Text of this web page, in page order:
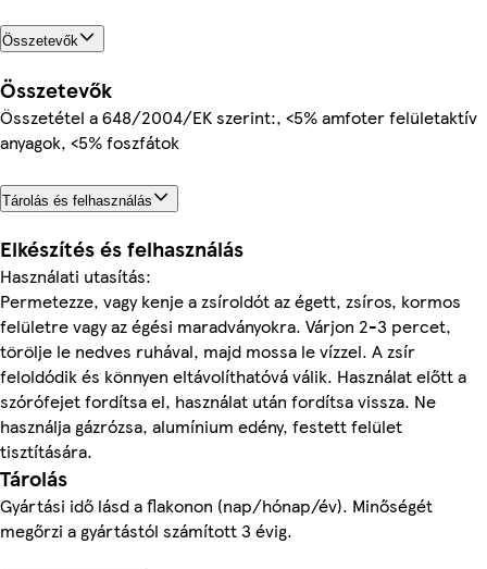
Összetevők
Összetevők
Összetétel a 648/2004/EK szerint:, <5% amfoter felületaktív
anyagok, <5% foszfátok
Tárolás és felhasználás
Elkészítés és felhasználás
Használati utasítás:
Permetezze, vagy kenje a zsíroldót az égett, zsíros, kormos
felületre vagy az égési maradványokra. Várjon 2-3 percet,
törölje le nedves ruhával, majd mossa le vízzel. A zsír
feloldódik és könnyen eltávolíthatóvá válik. Használat előtt a
szórófejet fordítsa el, használat után fordítsa vissza. Ne
használja gázrózsa, alumínium edény, festett felület
tisztítására.
Tárolás
Gyártási idő lásd a flakonon (nap/hónap/év). Minőségét
megőrzi a gyártástól számított 3 évig.